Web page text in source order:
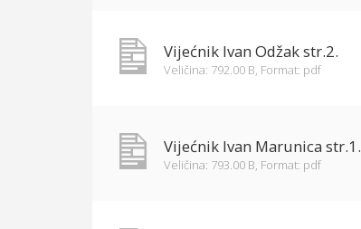
Vijećnik Ivan Odžak str.2.
Veličina: 792.00 B, Format: pdf
Vijećnik Ivan Marunica str.1.
Veličina: 793.00 B, Format: pdf